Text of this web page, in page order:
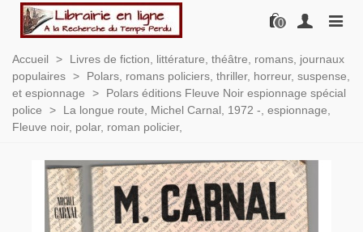
0
Accueil >
Livres de fiction, littérature, théâtre, romans, journaux
populaires >
Polars, romans policiers, thriller, horreur, suspense,
et espionnage
>
Polars éditions Fleuve Noir espionnage spécial
police
>
La longue route, Michel Carnal, 1972 -, espionnage,
Fleuve noir, polar, roman policier,